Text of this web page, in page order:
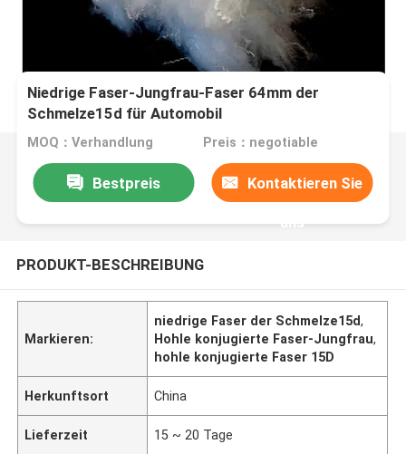
Niedrige Faser-Jungfrau-Faser 64mm der
Schmelze15d für Automobil
MOQ：Verhandlung Preis：negotiable
Bestpreis Kontaktieren Sie
uns
PRODUKT-BESCHREIBUNG
Markieren:
niedrige Faser der Schmelze15d,
Hohle konjugierte Faser-Jungfrau,
hohle konjugierte Faser 15D
Herkunftsort China
Lieferzeit 15 ~ 20 Tage